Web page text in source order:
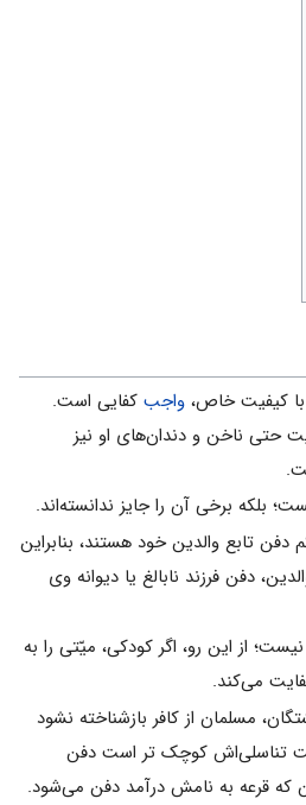
کیفیت خاص، واجبکفایی است.
حتی ناخن و دندان‌های او نیز
بلکه برخی آن را جایز ندانسته‌اند.
دفن تابع والدین خود هستند، بنابر‌این
دفن فرزند نابالغ یا دیوانه‌ وی
از این رو، اگر کودکی، میّتی را به
می‌کند.
مسلمان از کافر بازشناخته نشود
تناسلی‌اش کوچک ‌تر است دفن
که قرعه به نامش درآمد دفن می‌شود.